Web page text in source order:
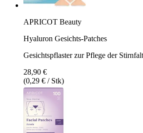
APRICOT Beauty
Hyaluron Gesichts‑Patches
Gesichtspflaster zur Pflege der
28,90 €
(0,29 € / Stk)